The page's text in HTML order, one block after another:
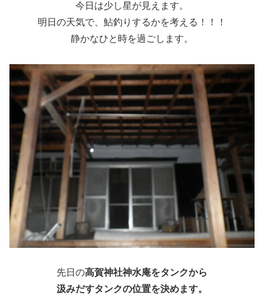
今日は少し星が見えます。
明日の天気で、鮎釣りするかを考える！！！
静かなひと時を過ごします。
先日の高賀神社神水庵をタンクから
汲みだすタンクの位置を決めます。